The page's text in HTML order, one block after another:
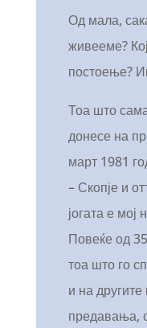
Од мала,
живееме?
постоење?
Тоа што
донесе на
март 1981
– Скопје и
јогата е
Повеќе од
тоа што го
и на другите
предавања,